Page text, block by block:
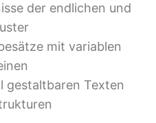
der endlichen und
mit variablen
gestaltbaren Texten